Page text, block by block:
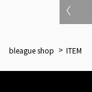
bleague shop ITEM